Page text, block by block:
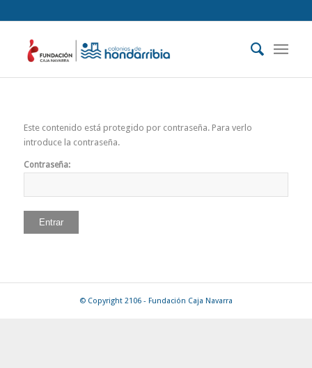
Este contenido está protegido por contraseña. Para verlo
introduce la contraseña.
Contraseña:
© Copyright 2106 - Fundación Caja Navarra